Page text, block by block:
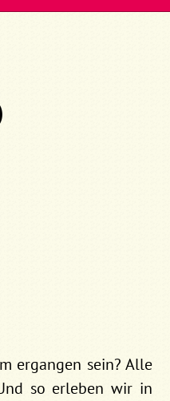
ergangen sein? Alle
so erleben wir in